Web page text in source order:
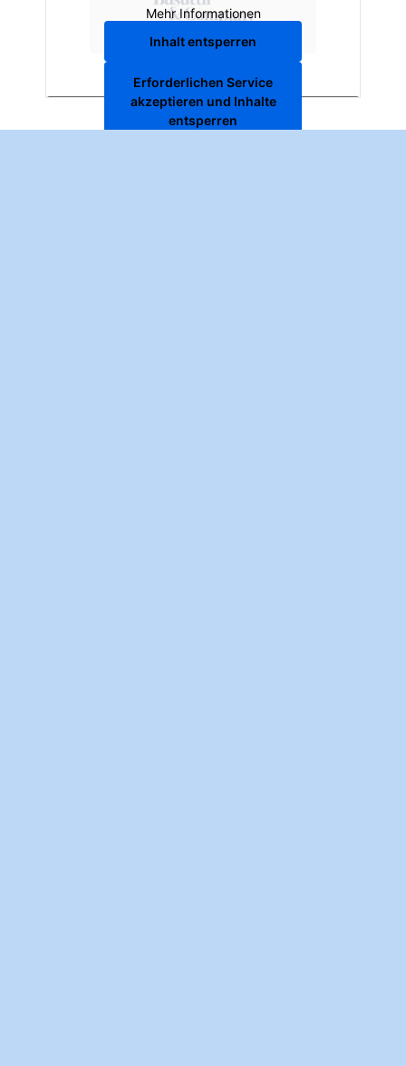
Mehr Informationen
Inhalt entsperren
Erforderlichen Service
akzeptieren und Inhalte
entsperren